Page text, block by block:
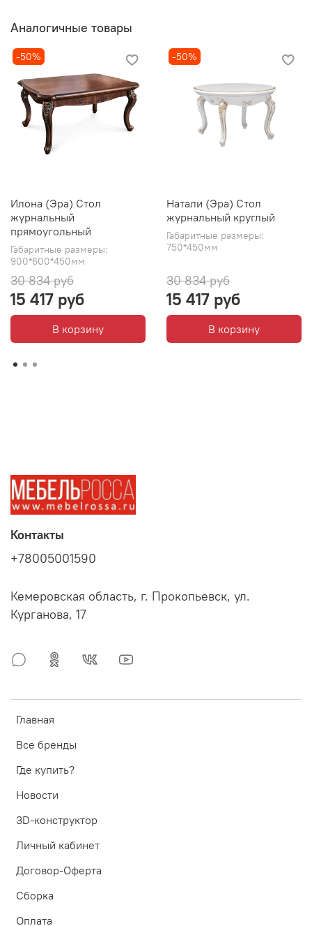
Аналогичные товары
-50%
Илона (Эра) Стол
журнальный
прямоугольный
Габаритные размеры:
900*600*450мм
30 834 руб
15 417 руб
В корзину
-50%
Натали (Эра) Стол
журнальный круглый
Габаритные размеры:
750*450мм
30 834 руб
15 417 руб
В корзину
Главная
Все бренды
Где купить?
Новости
3D-конструктор
Личный кабинет
Договор-Оферта
Сборка
Оплата
Контакты
+78005001590
Кемеровская область, г. Прокопьевск, ул.
Курганова, 17